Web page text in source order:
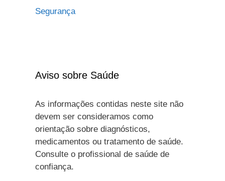
Segurança
Aviso sobre Saúde
As informações contidas neste site não
devem ser consideramos como
orientação sobre diagnósticos,
medicamentos ou tratamento de saúde.
Consulte o profissional de saúde de
confiança.